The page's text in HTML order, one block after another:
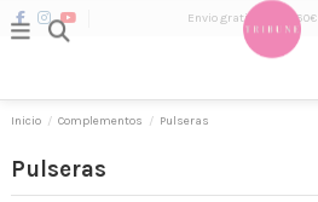
Envio gratis desde 60€
Inicio Complementos Pulseras
Pulseras